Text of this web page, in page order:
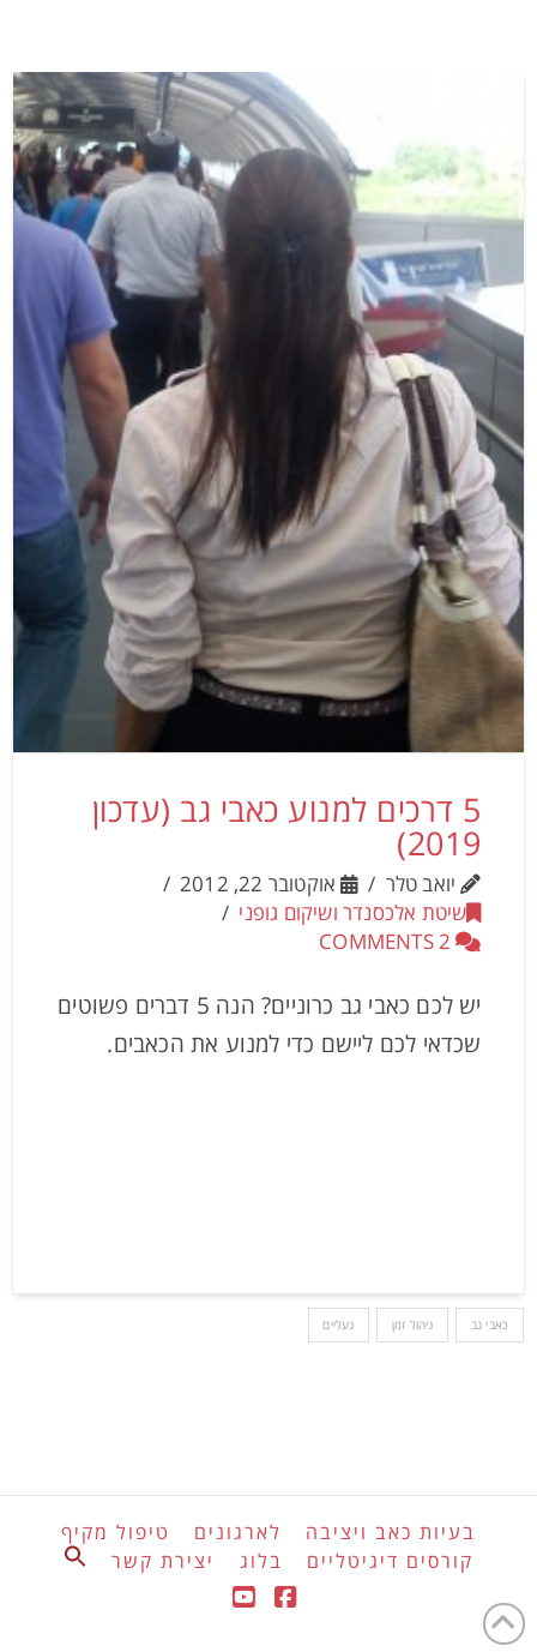
5 דרכים למנוע כאבי גב (עדכון
2019)
יואב טלר
אוקטובר 22, 2012
שיטת אלכסנדר ושיקום גופני
2 COMMENTS
יש לכם כאבי גב כרוניים? הנה 5 דברים פשוטים
שכדאי לכם ליישם כדי למנוע את הכאבים.
כאבי גב ניהול זמן נעליים
בעיות כאב ויציבה לארגונים
טיפול מקיף
קורסים דיגיטליים
בלוג יצירת קשר Search